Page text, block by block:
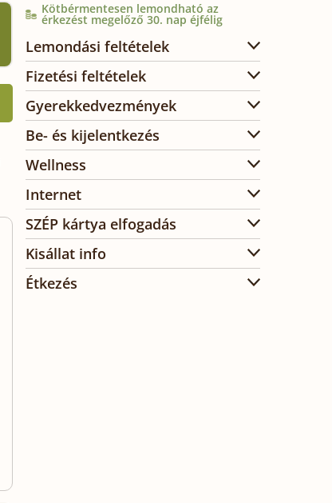
Kötbérmentesen lemondható az
érkezést megelőző 30. nap éjfélig
Lemondási feltételek
Fizetési feltételek
Gyerekkedvezmények
Be- és kijelentkezés
Wellness
Internet
SZÉP kártya elfogadás
Kisállat info
Étkezés